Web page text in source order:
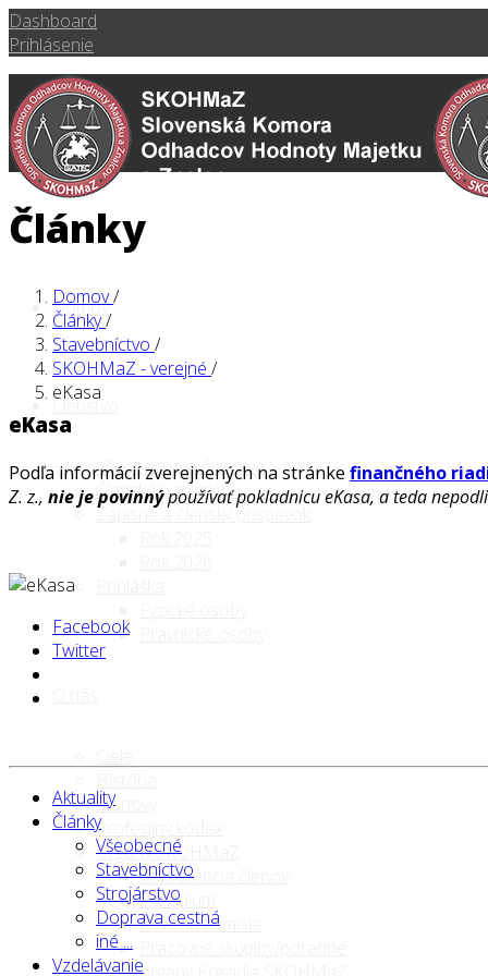
Dashboard
Prihlásenie
Domov
Členstvo
Všeobecne o členstve
Členské poplatky
Zápisné a členský príspevok
Stanovy
Profesijný kódex
Orgány SKOHMaZ
Konferencia členov
Prezídium
Revízna komisia
Články
Domov/
Články/
Stavebníctvo /
SKOHMaZ - verejné /
eKasa
eKasa
Podľa informácií zverejnených na stránke finančného
Z. z., nie je povinnýpoužívať pokladnicu eKasa, a teda
Facebook
Twitter
Aktuality
Články
Všeobecné
Stavebníctvo
Strojárstvo
Doprava cestná
iné ...
Vzdelávanie